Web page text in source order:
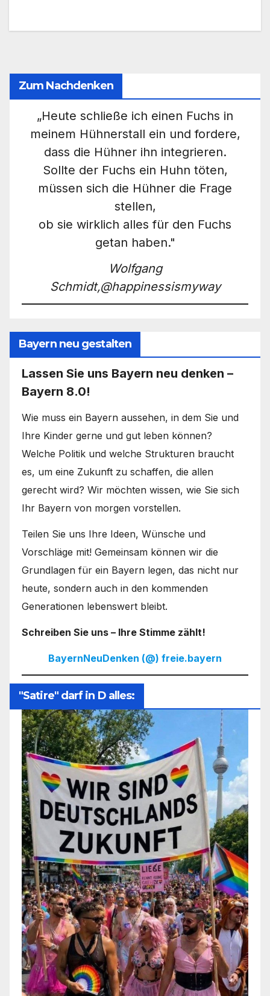
Zum Nachdenken
„Heute schließe ich einen Fuchs in
meinem Hühnerstall ein und fordere,
dass die Hühner ihn integrieren.
Sollte der Fuchs ein Huhn töten,
müssen sich die Hühner die Frage
stellen,
ob sie wirklich alles für den Fuchs
getan haben."
Wolfgang
Schmidt,@happinessismyway
Bayern neu gestalten
Lassen Sie uns Bayern neu denken –
Bayern 8.0!
Wie muss ein Bayern aussehen, in dem Sie und
Ihre Kinder gerne und gut leben können?
Welche Politik und welche Strukturen braucht
es, um eine Zukunft zu schaffen, die allen
gerecht wird? Wir möchten wissen, wie Sie sich
Ihr Bayern von morgen vorstellen.
Teilen Sie uns Ihre Ideen, Wünsche und
Vorschläge mit! Gemeinsam können wir die
Grundlagen für ein Bayern legen, das nicht nur
heute, sondern auch in den kommenden
Generationen lebenswert bleibt.
Schreiben Sie uns – Ihre Stimme zählt!
BayernNeuDenken (@) freie.bayern
"Satire" darf in D alles: